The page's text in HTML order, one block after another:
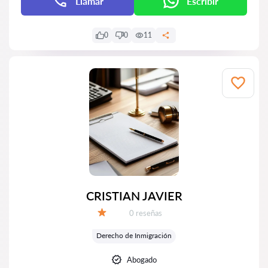
0 0 11
CRISTIAN JAVIER
Número de reseñas:
0 reseñas
Derecho de Inmigración
Abogado